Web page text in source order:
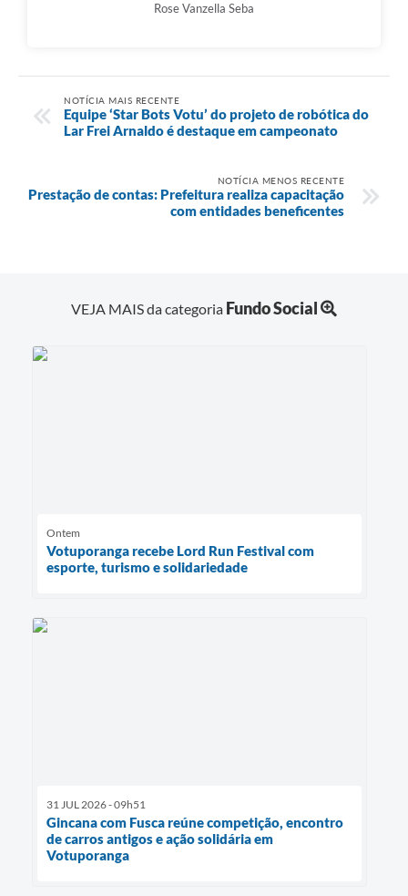
Rose Vanzella Seba
NOTÍCIA MAIS RECENTE
Equipe ‘Star Bots Votu’ do projeto de robótica do
Lar Frei Arnaldo é destaque em campeonato
NOTÍCIA MENOS RECENTE
Prestação de contas: Prefeitura realiza capacitação
com entidades beneficentes
VEJA MAIS da categoria Fundo Social
Ontem
Votuporanga recebe Lord Run Festival com
esporte, turismo e solidariedade
31 JUL 2026 - 09h51
Gincana com Fusca reúne competição, encontro
de carros antigos e ação solidária em
Votuporanga